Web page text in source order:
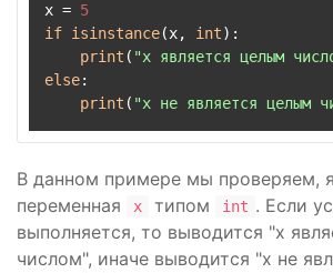
x = 5
if isinstance(x, int):
print ( "x является целым
else:
print ( "x не является целым
В данном примере мы проверяем,
переменная
x типом int . Если
выполняется, то выводится "x
числом", иначе выводится "x не